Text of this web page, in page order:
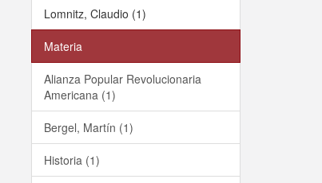
Lomnitz, Claudio (1)
Materia
Alianza Popular Revolucionaria
Americana (1)
Bergel, Martín (1)
Historia (1)